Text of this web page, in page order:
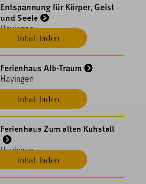
Inhalt laden
Entspannung für Körper, Geist
und Seele
Hayingen
Inhalt laden
Ferienhaus Alb-Traum
Hayingen
Inhalt laden
Ferienhaus Zum alten Kuhstall
Hayingen